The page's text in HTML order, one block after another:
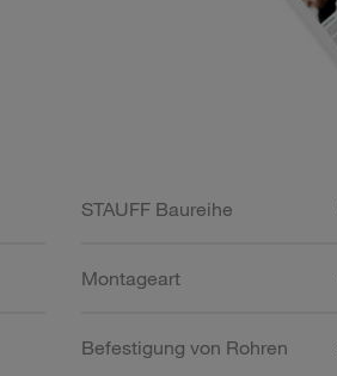
STAUFF Baureihe
Montageart
Befestigung von Rohren